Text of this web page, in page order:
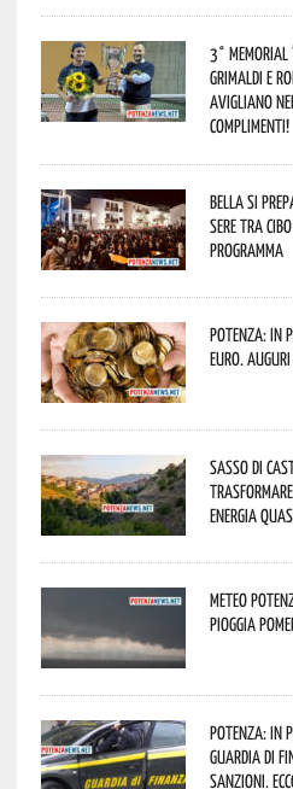
3°
Grimaldi e
Avigliano
Complimenti!
Bella si
sere tra
programma
Potenza: in
euro.
Sasso di
energia
Meteo
pioggia
Potenza: in
Guardia di
sanzioni.